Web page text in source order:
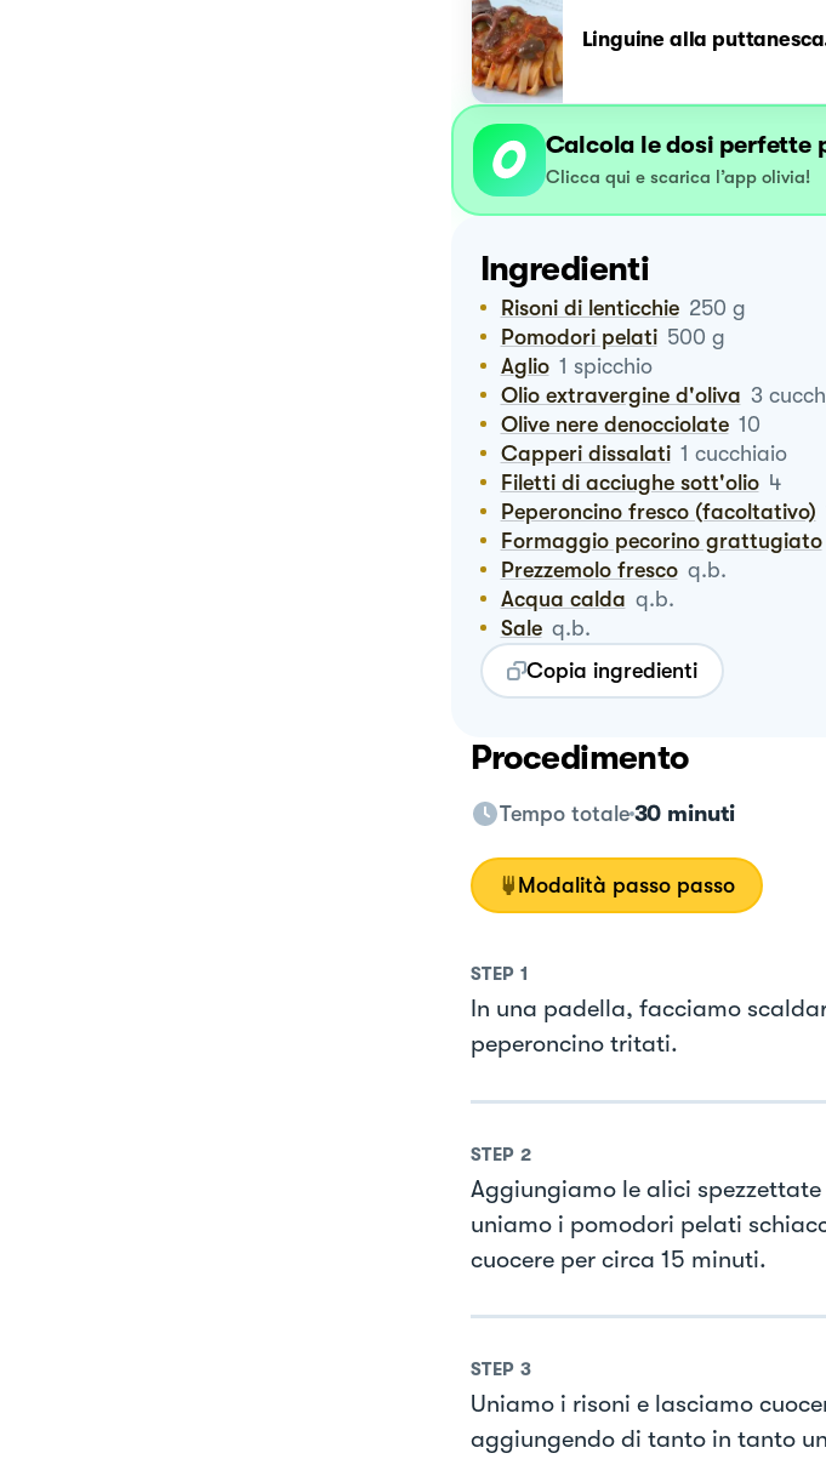
Linguine alla
Calcola le dosi perfette
Clicca qui e scarica l’app olivia!
Ingredienti
Risoni di lenticchie 250 g
Pomodori pelati 500 g
Aglio 1 spicchio
Olio extravergine d'oliva 3
Olive nere denocciolate 10
Capperi dissalati 1 cucchiaio
Filetti di acciughe sott'olio 4
Peperoncino fresco (facoltativo)
Formaggio pecorino grattugiato
Prezzemolo fresco q.b.
Acqua calda q.b.
Sale q.b.
Copia ingredienti
Procedimento
Tempo totale 30 minuti
Modalità passo passo
STEP 1
In una padella, facciamo
peperoncino tritati.
STEP 2
Aggiungiamo le alici
uniamo i pomodori pelati
cuocere per circa 15 minuti.
STEP 3
Uniamo i risoni e lasciamo
aggiungendo di tanto in tanto